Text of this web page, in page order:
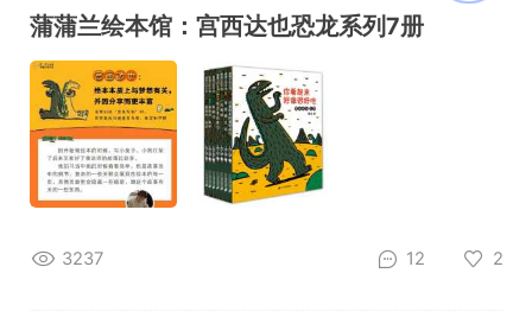
加载
蒲蒲兰绘本馆：宫西达也恐龙系列7册
3237 12 2